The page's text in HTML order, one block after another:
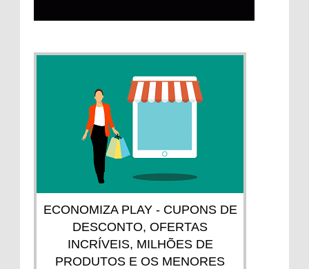
ECONOMIZA PLAY - CUPONS DE
DESCONTO, OFERTAS
INCRÍVEIS, MILHÕES DE
PRODUTOS E OS MENORES